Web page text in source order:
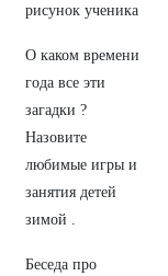
рисунок ученика
О каком времени
года все эти
загадки ?
Назовите
любимые игры и
занятия детей
зимой .
Беседа про